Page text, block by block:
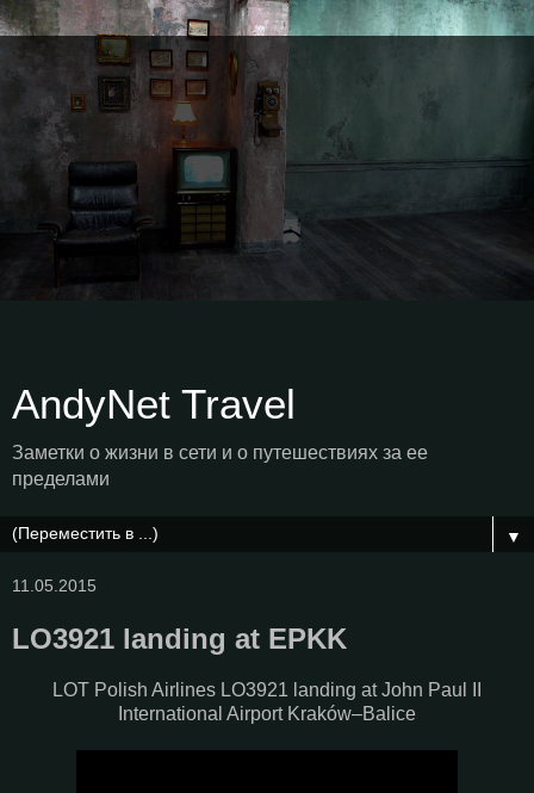
AndyNet Travel
Заметки о жизни в сети и о путешествиях за ее
пределами
▼
11.05.2015
LO3921 landing at EPKK
LOT Polish Airlines LO3921 landing at John Paul II
International Airport Kraków–Balice